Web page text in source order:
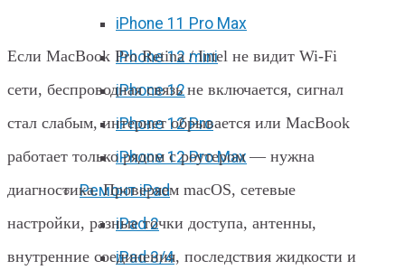
iPhone 11 Pro Max
iPhone 12 mini
iPhone 12
iPhone 12 Pro
iPhone 12 Pro Max
Ремонт iPad
iPad 2
iPad 3/4
Retina / Intel в Харькове
Если MacBook Pro Retina / Intel не видит Wi‑Fi
сети, беспроводная связь не включается, сигнал
стал слабым, интернет обрывается или MacBook
работает только рядом с роутером — нужна
диагностика. Проверяем macOS, сетевые
настройки, разные точки доступа, антенны,
внутренние соединения, последствия жидкости и